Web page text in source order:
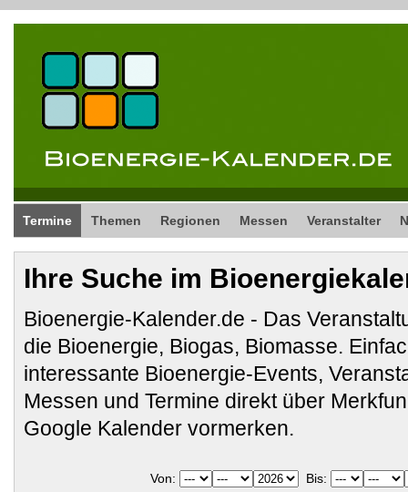
Termine Themen Regionen Messen Veranstalter
Ihre Suche im
Bioenergie-Kalender.de - Das
die Bioenergie, Biogas, Biomasse.
interessante Bioenergie-Events,
Messen und Termine direkt über
Google Kalender vormerken.
Von: Bis: